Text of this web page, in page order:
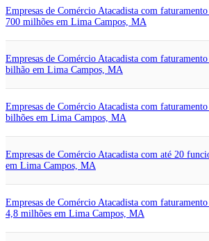
Empresas de Comércio Atacadista com faturamento
700 milhões em Lima Campos, MA
Empresas de Comércio Atacadista com faturamento
bilhão em Lima Campos, MA
Empresas de Comércio Atacadista com
bilhões em Lima Campos, MA
Empresas de Comércio Atacadista com até 20
em Lima Campos, MA
Empresas de Comércio Atacadista com faturamento
4,8 milhões em Lima Campos, MA